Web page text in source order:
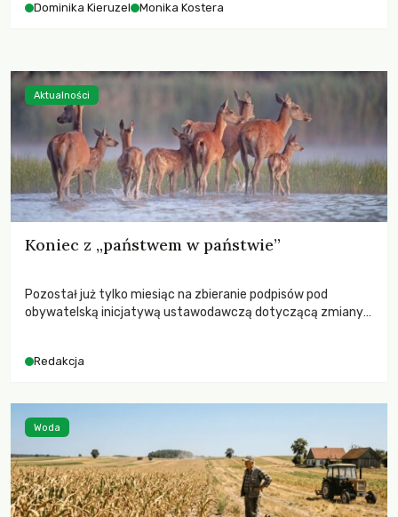
Dominika Kieruzel Monika Kostera
Koniec z „państwem w państwie”
Pozostał już tylko miesiąc na zbieranie podpisów pod
obywatelską inicjatywą ustawodawczą dotyczącą zmiany
niezwykle korzystne rozwiązania dla przyrody i zwierząt,
funkcjonowania łowiectwa w Polsce.
Redakcja
Aktualności
Woda